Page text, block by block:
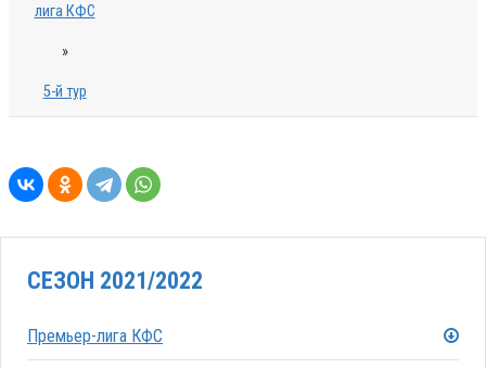
лига КФС
»
5-й тур
СЕЗОН 2021/2022
Премьер-лига КФС